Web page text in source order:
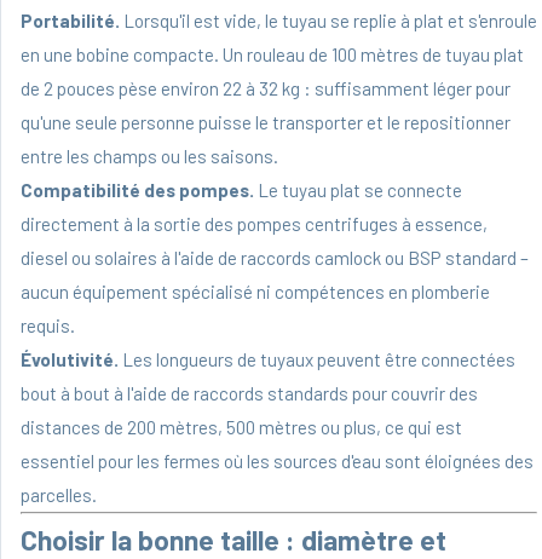
Portabilité. Lorsqu'il est vide, le tuyau se replie à plat et s'enroule
en une bobine compacte. Un rouleau de 100 mètres de tuyau plat
de 2 pouces pèse environ 22 à 32 kg : suffisamment léger pour
qu'une seule personne puisse le transporter et le repositionner
entre les champs ou les saisons.
Compatibilité des pompes. Le tuyau plat se connecte
directement à la sortie des pompes centrifuges à essence,
diesel ou solaires à l'aide de raccords camlock ou BSP standard –
aucun équipement spécialisé ni compétences en plomberie
requis.
Évolutivité. Les longueurs de tuyaux peuvent être connectées
bout à bout à l'aide de raccords standards pour couvrir des
distances de 200 mètres, 500 mètres ou plus, ce qui est
essentiel pour les fermes où les sources d'eau sont éloignées des
parcelles.
Choisir la bonne taille : diamètre et